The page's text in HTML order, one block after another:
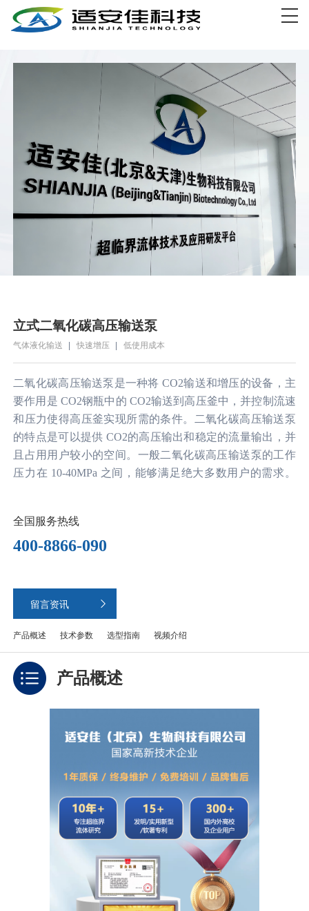
立式二氧化碳高压输送泵
气体液化输送 快速增压 低使用成本
二氧化碳高压输送泵是一种将 CO2输送和增压的设备，主
要作用是 CO2钢瓶中的 CO2输送到高压釜中，并控制流速
和压力使得高压釜实现所需的条件。二氧化碳高压输送泵
的特点是可以提供 CO2的高压输出和稳定的流量输出，并
且占用用户较小的空间。一般二氧化碳高压输送泵的工作
压力在 10-40MPa 之间，能够满足绝大多数用户的需求。
全国服务热线
400-8866-090
留言资讯 
产品概述 技术参数 选型指南 视频介绍
产品概述